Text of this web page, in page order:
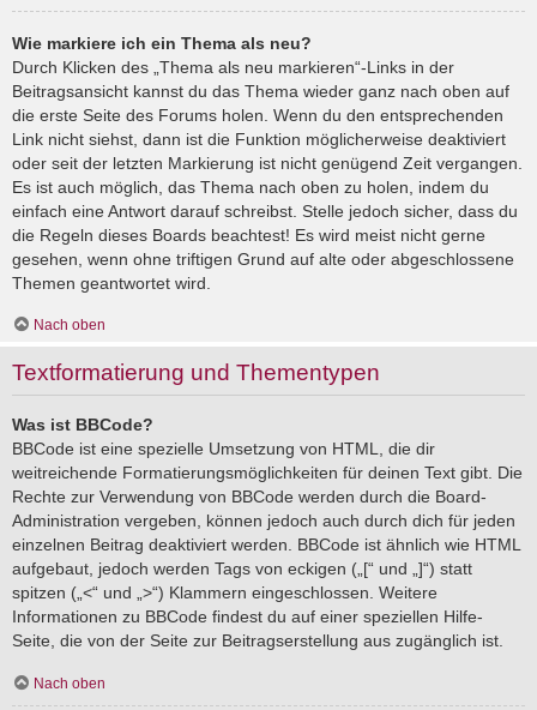
Wie markiere ich ein Thema als neu?
Durch Klicken des „Thema als neu markieren“-Links in der
Beitragsansicht kannst du das Thema wieder ganz nach oben auf
die erste Seite des Forums holen. Wenn du den entsprechenden
Link nicht siehst, dann ist die Funktion möglicherweise deaktiviert
oder seit der letzten Markierung ist nicht genügend Zeit vergangen.
Es ist auch möglich, das Thema nach oben zu holen, indem du
einfach eine Antwort darauf schreibst. Stelle jedoch sicher, dass du
die Regeln dieses Boards beachtest! Es wird meist nicht gerne
gesehen, wenn ohne triftigen Grund auf alte oder abgeschlossene
Themen geantwortet wird.
Nach oben
Textformatierung und Thementypen
Was ist BBCode?
BBCode ist eine spezielle Umsetzung von HTML, die dir
weitreichende Formatierungsmöglichkeiten für deinen Text gibt. Die
Rechte zur Verwendung von BBCode werden durch die Board-
Administration vergeben, können jedoch auch durch dich für jeden
einzelnen Beitrag deaktiviert werden. BBCode ist ähnlich wie HTML
aufgebaut, jedoch werden Tags von eckigen („[“ und „]“) statt
spitzen („<“ und „>“) Klammern eingeschlossen. Weitere
Informationen zu BBCode findest du auf einer speziellen Hilfe-
Seite, die von der Seite zur Beitragserstellung aus zugänglich ist.
Nach oben